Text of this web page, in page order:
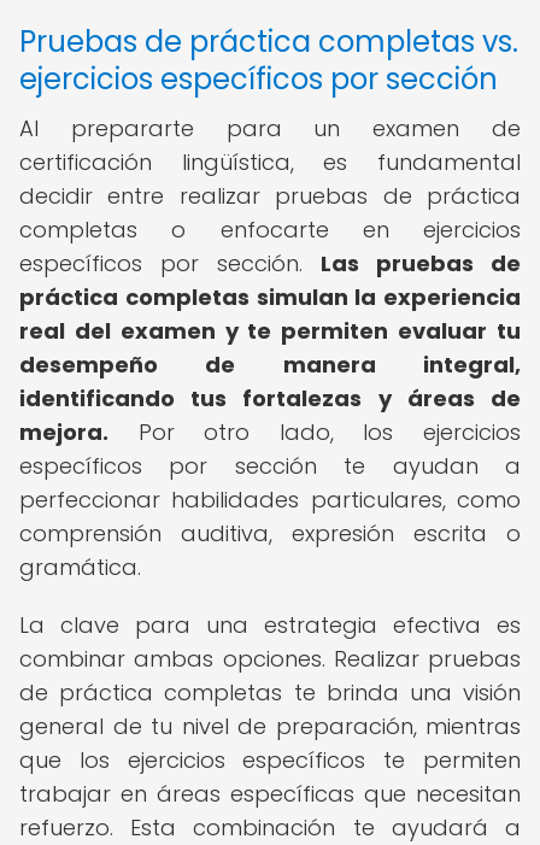
Pruebas de práctica completas vs.
ejercicios específicos por sección
Al prepararte para un examen de
certificación lingüística, es fundamental
decidir entre realizar pruebas de práctica
completas o enfocarte en ejercicios
específicos por sección. Las pruebas de
práctica completas simulan la experiencia
real del examen y te permiten evaluar tu
desempeño de manera integral,
identificando tus fortalezas y áreas de
mejora. Por otro lado, los ejercicios
específicos por sección te ayudan a
perfeccionar habilidades particulares, como
comprensión auditiva, expresión escrita o
gramática.
La clave para una estrategia efectiva es
combinar ambas opciones. Realizar pruebas
de práctica completas te brinda una visión
general de tu nivel de preparación, mientras
que los ejercicios específicos te permiten
trabajar en áreas específicas que necesitan
refuerzo. Esta combinación te ayudará a